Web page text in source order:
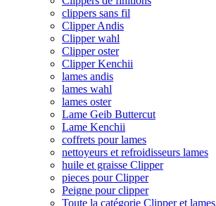
clippers sans fil
Clipper Andis
Clipper wahl
Clipper oster
Clipper Kenchii
lames andis
lames wahl
lames oster
Lame Geib Buttercut
Lame Kenchii
coffrets pour lames
nettoyeurs et refroidisseurs lames
huile et graisse Clipper
pieces pour Clipper
Peigne pour clipper
Toute la catégorie Clipper et lames